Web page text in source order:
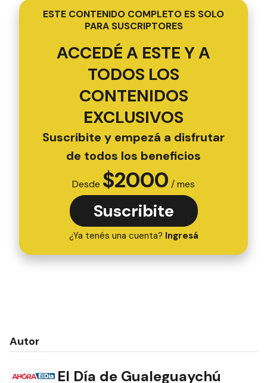
ESTE CONTENIDO COMPLETO ES SOLO
PARA SUSCRIPTORES
ACCEDÉ A ESTE Y A
TODOS LOS
CONTENIDOS
EXCLUSIVOS
Suscribite y empezá a disfrutar
de todos los beneficios
Desde $2000 / mes
Suscribite
¿Ya tenés una cuenta? Ingresá
Autor
El Día de Gualeguaychú